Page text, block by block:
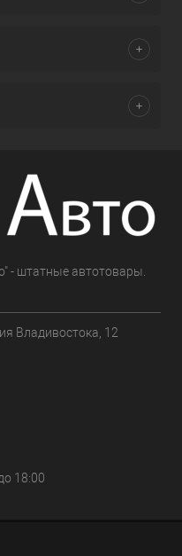
- штатные автотовары.
Владивостока, 12
18:00